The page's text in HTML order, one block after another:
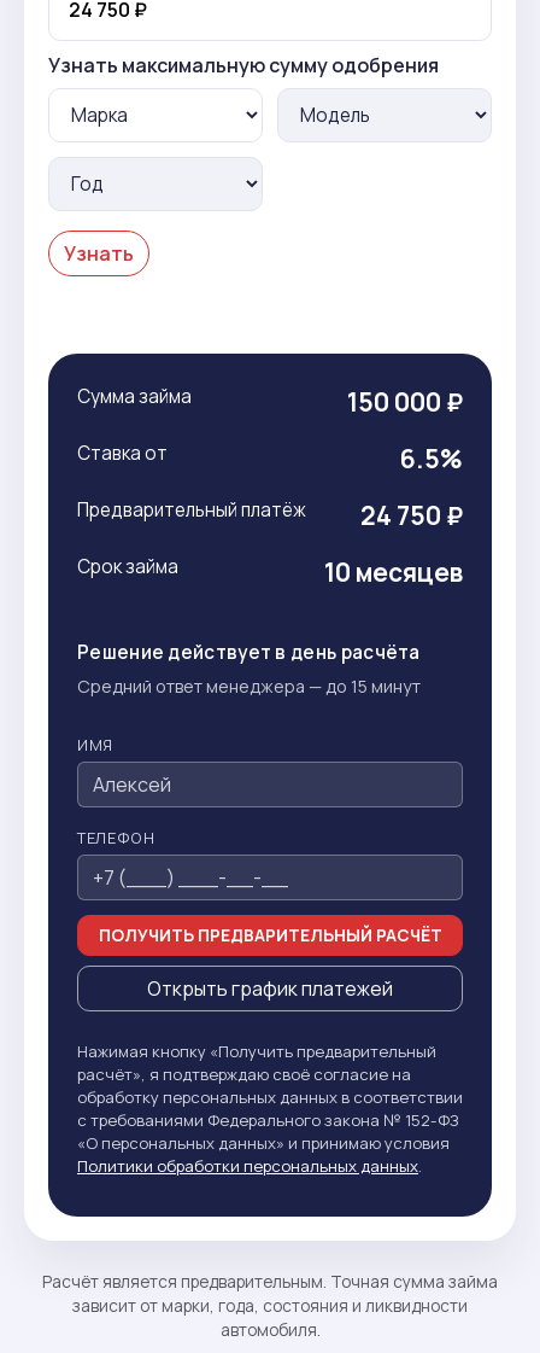
Узнать максимальную сумму одобрения
Узнать
Сумма займа 150 000 ₽
Ставка от 6.5%
Предварительный платёж 24 750 ₽
Срок займа 10 месяцев
Решение действует в день расчёта
Средний ответ менеджера — до 15 минут
ИМЯ
ТЕЛЕФОН
ПОЛУЧИТЬ ПРЕДВАРИТЕЛЬНЫЙ РАСЧЁТ
Открыть график платежей
Нажимая кнопку «Получить предварительный
расчёт», я подтверждаю своё согласие на
обработку персональных данных в соответствии
с требованиями Федерального закона № 152-ФЗ
«О персональных данных» и принимаю условия
Политики обработки персональных данных.
Расчёт является предварительным. Точная сумма займа
зависит от марки, года, состояния и ликвидности
автомобиля.